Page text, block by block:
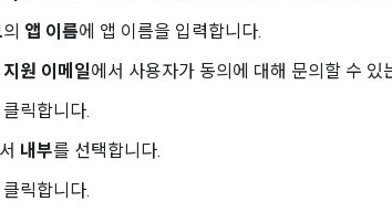
의 앱 이름에 앱 이름을 입력합니다.
원 이메일에서 사용자가 동의에 대해 문의할 수 있
클릭합니다.
내부를 선택합니다.
클릭합니다.